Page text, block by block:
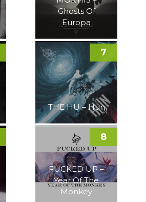
Ghosts Of
Europa
THE HU – Hun
7
FUCKED UP –
Year Of The
Monkey
8